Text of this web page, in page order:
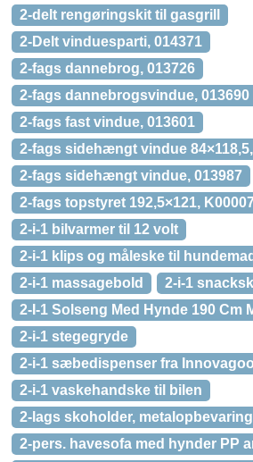
2-delt rengøringskit til gasgrill
2-Delt vinduesparti, 014371
2-fags dannebrog, 013726
2-fags dannebrogsvindue, 013690
2-fags fast vindue, 013601
2-fags sidehængt vindue
2-fags sidehængt vindue, 013987
2-fags topstyret 192,5×121,
2-i-1 bilvarmer til 12 volt
2-i-1 klips og måleske til
2-i-1 massagebold
2-i-1
2-I-1 Solseng Med Hynde 190 Cm
2-i-1 stegegryde
2-i-1 sæbedispenser fra
2-i-1 vaskehandske til bilen
2-lags skoholder,
2-pers. havesofa med hynder PP